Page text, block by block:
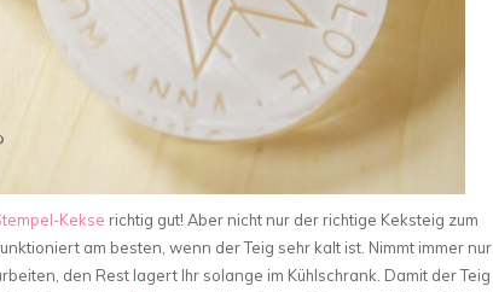
Kekse richtig gut! Aber nicht nur der richtige Keksteig zum
am besten, wenn der Teig sehr kalt ist. Nimmt immer nur
den Rest lagert Ihr solange im Kühlschrank. Damit der Teig